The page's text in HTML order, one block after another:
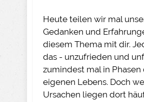
Heute teilen wir mal
Gedanken und
diesem Thema mit dir.
das - unzufrieden und
zumindest mal in Phasen
eigenen Lebens. Doch
Ursachen liegen dort